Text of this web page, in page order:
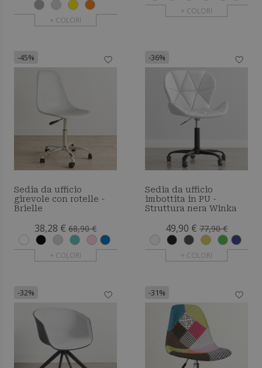
+ COLORI
+ COLORI
-45%
Sedia da ufficio
girevole con rotelle -
Brielle
38,28 € 68,90 €
+ COLORI
-36%
Sedia da ufficio
imbottita in PU -
Struttura nera Winka
49,90 € 77,90 €
+ COLORI
-32% -31%